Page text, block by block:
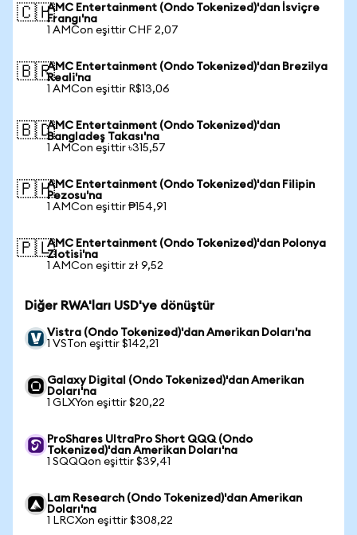
🇨🇭AMC Entertainment (Ondo Tokenized)'dan İsviçre
Frangı'na
1 AMCon eşittir CHF 2,07
🇧🇷AMC Entertainment (Ondo Tokenized)'dan Brezilya
Reali'na
1 AMCon eşittir R$13,06
🇧🇩AMC Entertainment (Ondo Tokenized)'dan
Bangladeş Takası'na
1 AMCon eşittir ৳315,57
🇵🇭AMC Entertainment (Ondo Tokenized)'dan Filipin
Pezosu'na
1 AMCon eşittir ₱154,91
🇵🇱AMC Entertainment (Ondo Tokenized)'dan Polonya
Zlotisi'na
1 AMCon eşittir zł 9,52
Diğer RWA'ları USD'ye dönüştür
Vistra (Ondo Tokenized)'dan Amerikan Doları'na
1 VSTon eşittir $142,21
Galaxy Digital (Ondo Tokenized)'dan Amerikan
Doları'na
1 GLXYon eşittir $20,22
ProShares UltraPro Short QQQ (Ondo
Tokenized)'dan Amerikan Doları'na
1 SQQQon eşittir $39,41
Lam Research (Ondo Tokenized)'dan Amerikan
Doları'na
1 LRCXon eşittir $308,22